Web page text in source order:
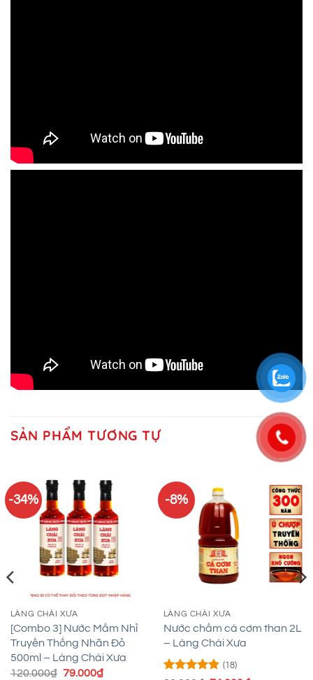
SẢN PHẨM TƯƠNG TỰ
-34%
LÀNG CHÀI XƯA
[Combo 3] Nước Mắm Nhỉ
Truyền Thống Nhãn Đỏ
500ml – Làng Chài Xưa
120.000₫ Giá
79.000₫Giá
-8%
LÀNG CHÀI XƯA
Nước chấm cá cơm than 2L
– Làng Chài Xưa
(18)